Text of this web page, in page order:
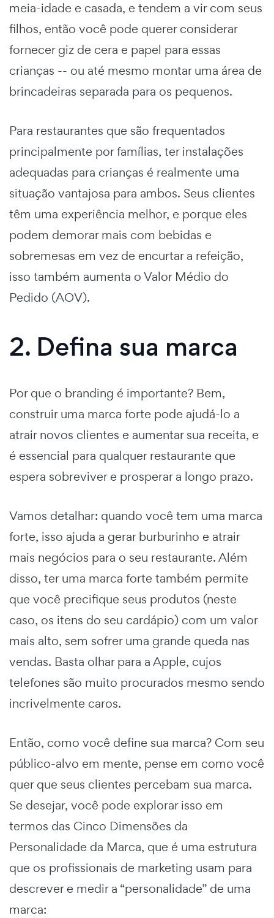
meia-idade e casada, e tendem a vir com seus
filhos, então você pode querer considerar
fornecer giz de cera e papel para essas
crianças -- ou até mesmo montar uma área de
brincadeiras separada para os pequenos.
Para restaurantes que são frequentados
principalmente por famílias, ter instalações
adequadas para crianças é realmente uma
situação vantajosa para ambos. Seus clientes
têm uma experiência melhor, e porque eles
podem demorar mais com bebidas e
sobremesas em vez de encurtar a refeição,
isso também aumenta o Valor Médio do
Pedido (AOV).
2. Defina sua marca
Por que o branding é importante? Bem,
construir uma marca forte pode ajudá-lo a
atrair novos clientes e aumentar sua receita, e
é essencial para qualquer restaurante que
espera sobreviver e prosperar a longo prazo.
Vamos detalhar: quando você tem uma marca
forte, isso ajuda a gerar burburinho e atrair
mais negócios para o seu restaurante. Além
disso, ter uma marca forte também permite
que você precifique seus produtos (neste
caso, os itens do seu cardápio) com um valor
mais alto, sem sofrer uma grande queda nas
vendas. Basta olhar para a Apple, cujos
telefones são muito procurados mesmo sendo
incrivelmente caros.
Então, como você define sua marca? Com seu
público-alvo em mente, pense em como você
quer que seus clientes percebam sua marca.
Se desejar, você pode explorar isso em
termos das Cinco Dimensões da
Personalidade da Marca, que é uma estrutura
que os profissionais de marketing usam para
descrever e medir a “personalidade” de uma
marca: